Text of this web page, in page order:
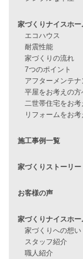
見学会
住宅ローン審査
他社で無理だと
月収25万円で
Line Up